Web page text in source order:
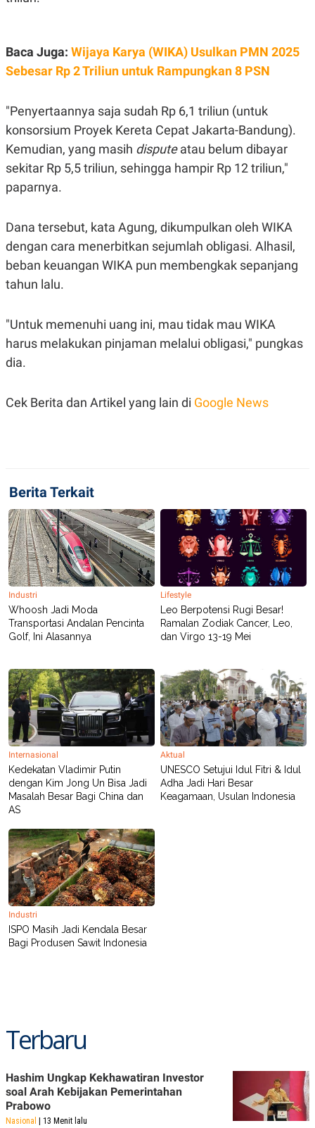
S
A
T
A
A
N
A
N
T
V
P
U
S
O
N
T
A
C
A
D
E
M
R
E
S
S
E
A
E
D
A
C
E
T
A
K
E
I
T
E
N
E
P
P
E
R
A
D
E
R
T
I
N
G
K
G
M
E
D
I
A
.
I
D
SITEMAPPROFILETERM
OF
USE
PEDOMAN
PEMBERITAAN
SIBER
PRIVACY
Baca Juga: Wijaya Karya (WIKA) Usulkan PMN 2025
Sebesar Rp 2 Triliun untuk Rampungkan 8 PSN
"Penyertaannya saja sudah Rp 6,1 triliun (untuk
konsorsium Proyek Kereta Cepat Jakarta-Bandung).
Kemudian, yang masih disputeatau belum dibayar
sekitar Rp 5,5 triliun, sehingga hampir Rp 12 triliun,"
paparnya.
Dana tersebut, kata Agung, dikumpulkan oleh WIKA
dengan cara menerbitkan sejumlah obligasi. Alhasil,
beban keuangan WIKA pun membengkak sepanjang
tahun lalu.
"Untuk memenuhi uang ini, mau tidak mau WIKA
harus melakukan pinjaman melalui obligasi," pungkas
dia.
Cek Berita dan Artikel yang lain di Google News
Berita Terkait
Industri
Whoosh Jadi Moda
Transportasi Andalan Pencinta
Golf, Ini Alasannya
Lifestyle
Leo Berpotensi Rugi Besar!
Ramalan Zodiak Cancer, Leo,
dan Virgo 13-19 Mei
Internasional
Kedekatan Vladimir Putin
dengan Kim Jong Un Bisa Jadi
Masalah Besar Bagi China dan
AS
Aktual
UNESCO Setujui Idul Fitri & Idul
Adha Jadi Hari Besar
Keagamaan, Usulan Indonesia
Industri
ISPO Masih Jadi Kendala Besar
Bagi Produsen Sawit Indonesia
Terbaru
Hashim Ungkap Kekhawatiran Investor
soal Arah Kebijakan Pemerintahan
Prabowo
Nasional | 13 Menit lalu